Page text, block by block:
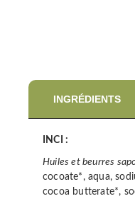
INGRÉDIENTS
INCI :
Huiles et beurres
cocoate*, aqua,
cocoa butterate*,